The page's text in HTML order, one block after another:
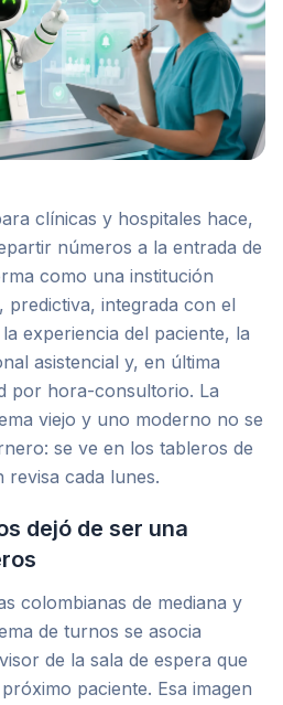
clínicas y hospitales hace,
números a la entrada de
como una institución
integrada con el
experiencia del paciente, la
asistencial y, en última
por hora-consultorio. La
viejo y uno moderno no se
se ve en los tableros de
revisa cada lunes.
dejó de ser una
colombianas de mediana y
de turnos se asocia
de la sala de espera que
paciente. Esa imagen